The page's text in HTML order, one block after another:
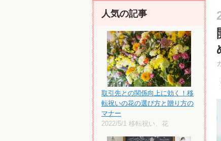
人気の記事
取引先との関係向上に効く！移
転祝いの花の選び方と贈り方の
マナー
2022/5/1 移転祝い、花